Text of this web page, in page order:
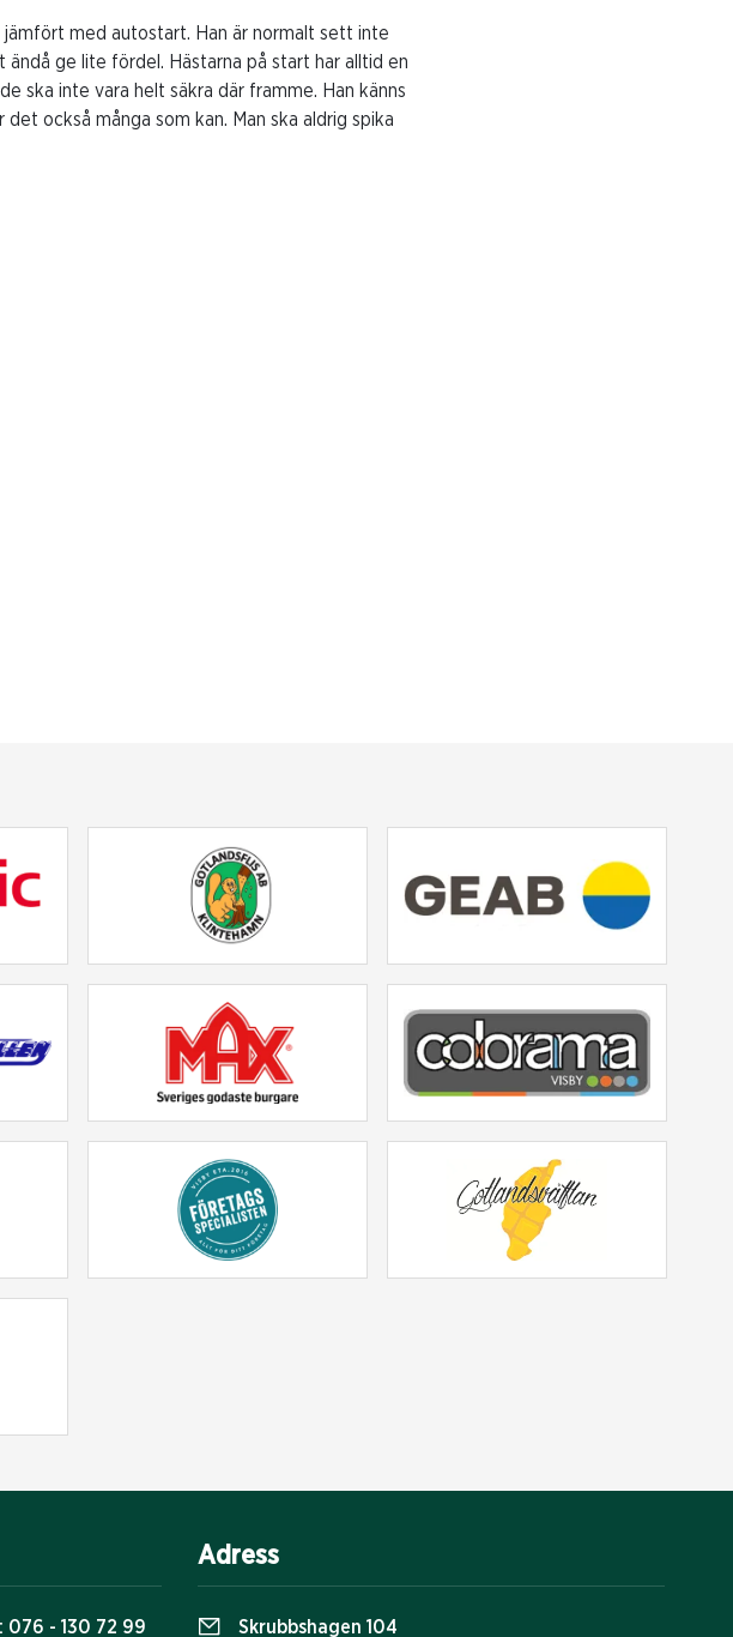
med autostart. Han är normalt sett inte
ge lite fördel. Hästarna på start har alltid en
ska inte vara helt säkra där framme. Han känns
också många som kan. Man ska aldrig spika
076 - 130 72 99
Adress
Skrubbshagen 104